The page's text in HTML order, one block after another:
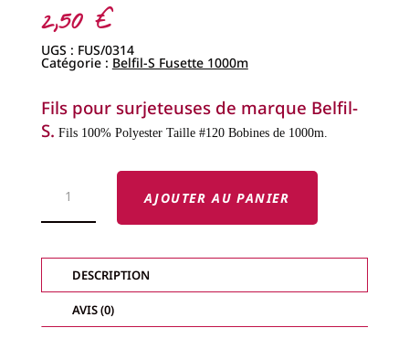
2,50 €
UGS : FUS/0314
Catégorie : Belfil-S Fusette 1000m
Fils pour surjeteuses de marque Belfil-
S. Fils 100% Polyester Taille #120 Bobines de 1000m.
S
AJOUTER AU PANIER
DESCRIPTION
AVIS (0)